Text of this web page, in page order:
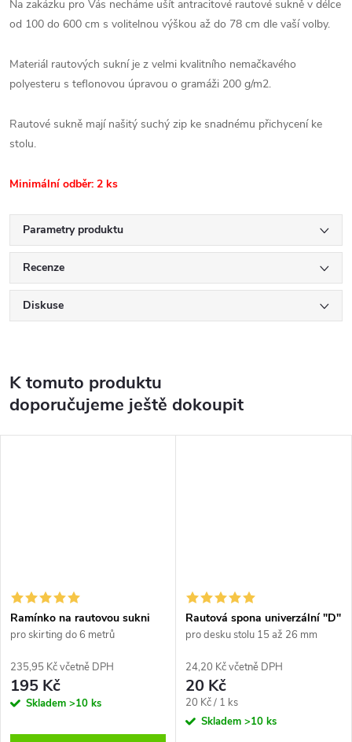
Na zakázku pro Vás necháme ušít antracitové rautové sukně v délce
od 100 do 600 cm s volitelnou výškou až do 78 cm dle vaší volby.
Materiál rautových sukní je z velmi kvalitního nemačkavého
polyesteru s teflonovou úpravou o gramáži 200 g/m2.
Rautové sukně mají našitý suchý zip ke snadnému přichycení ke
stolu.
Minimální odběr: 2 ks
Parametry produktu
Recenze
Diskuse
K tomuto produktu
doporučujeme ještě dokoupit
Ramínko na rautovou sukni
pro skirting do 6 metrů
235,95 Kč včetně DPH
195 Kč
Skladem >10 ks
Rautová spona univerzální "D"
pro desku stolu 15 až 26 mm
24,20 Kč včetně DPH
20 Kč
Měrná
cena:
20 Kč / 1 ks
Skladem >10 ks